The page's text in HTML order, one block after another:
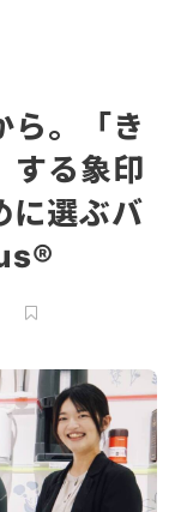
ら。「き
する象印
に選ぶバ